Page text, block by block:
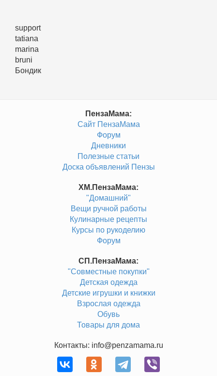
support
tatiana
marina
bruni
Бондик
ПензаМама:
Сайт ПензаМама
Форум
Дневники
Полезные статьи
Доска объявлений Пензы
ХМ.ПензаМама:
"Домашний"
Вещи ручной работы
Кулинарные рецепты
Курсы по рукоделию
Форум
СП.ПензаМама:
"Совместные покупки"
Детская одежда
Детские игрушки и книжки
Взрослая одежда
Обувь
Товары для дома
Контакты: info@penzamama.ru